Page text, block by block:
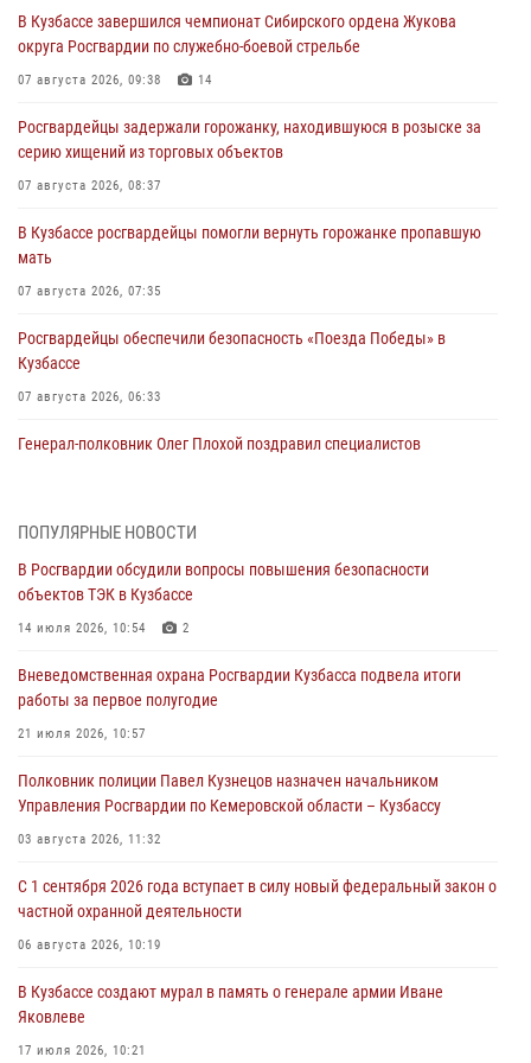
В Кузбассе завершился чемпионат Сибирского ордена Жукова
округа Росгвардии по служебно-боевой стрельбе
07 августа 2026, 09:38 14
Росгвардейцы задержали горожанку, находившуюся в розыске за
серию хищений из торговых объектов
07 августа 2026, 08:37
В Кузбассе росгвардейцы помогли вернуть горожанке пропавшую
мать
07 августа 2026, 07:35
Росгвардейцы обеспечили безопасность «Поезда Победы» в
Кузбассе
07 августа 2026, 06:33
Генерал-полковник Олег Плохой поздравил специалистов
07 августа 2026, 05:32
С 1 сентября 2026 года вступает в силу новый федеральный закон о
частной охранной деятельности
06 августа 2026, 10:19
Росгвардейцы задержали предполагаемого виновника причинения
ножевого ранения кемеровчанину
06 августа 2026, 09:18
Росгвардейцы задержали мужчину, повредившего имущество
горожанки
06 августа 2026, 08:17
Росгвардейцы пресекли противоправные действия и защитили
новокузнечанку от агрессивного знакомого
06 августа 2026, 07:16
ПОПУЛЯРНЫЕ НОВОСТИ
В Росгвардии обсудили вопросы повышения безопасности
объектов ТЭК в Кузбассе
14 июля 2026, 10:54 2
Вневедомственная охрана Росгвардии Кузбасса подвела итоги
работы за первое полугодие
21 июля 2026, 10:57
Полковник полиции Павел Кузнецов назначен начальником
Управления Росгвардии по Кемеровской области – Кузбассу
03 августа 2026, 11:32
С 1 сентября 2026 года вступает в силу новый федеральный закон о
частной охранной деятельности
06 августа 2026, 10:19
В Кузбассе создают мурал в память о генерале армии Иване
Яковлеве
17 июля 2026, 10:21